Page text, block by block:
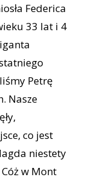
Federica
33 lat i 4
Petrę
Nasze
co jest
niestety
w Mont